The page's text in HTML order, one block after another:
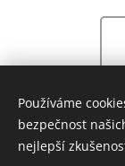
Používáme
bezpečnost
nejlepší